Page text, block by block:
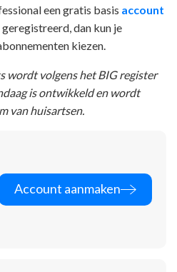
een gratis basis account
dan kun je
kiezen.
wordt volgens het BIG register
is ontwikkeld en wordt
van huisartsen.
Account aanmaken